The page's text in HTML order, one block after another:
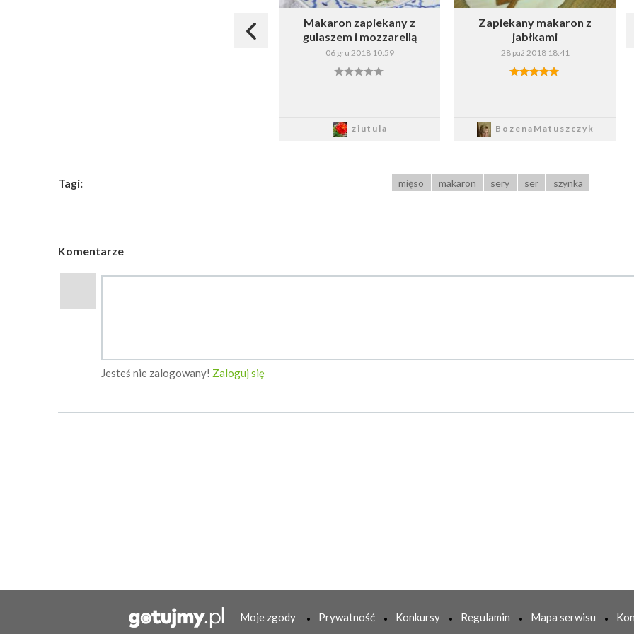
Makaron zapiekany z
gulaszem i mozzarellą
06 gru 2018 10:59
ziutula
Zapisz
Zapiekany makaron z
jabłkami
28 paź 2018 18:41
BozenaMatuszczyk
Tagi: mięso makaron sery ser szynka
Komentarze
Jesteś nie zalogowany! Zaloguj się
Moje zgody Prywatność Konkursy Regulamin Mapa serwisu